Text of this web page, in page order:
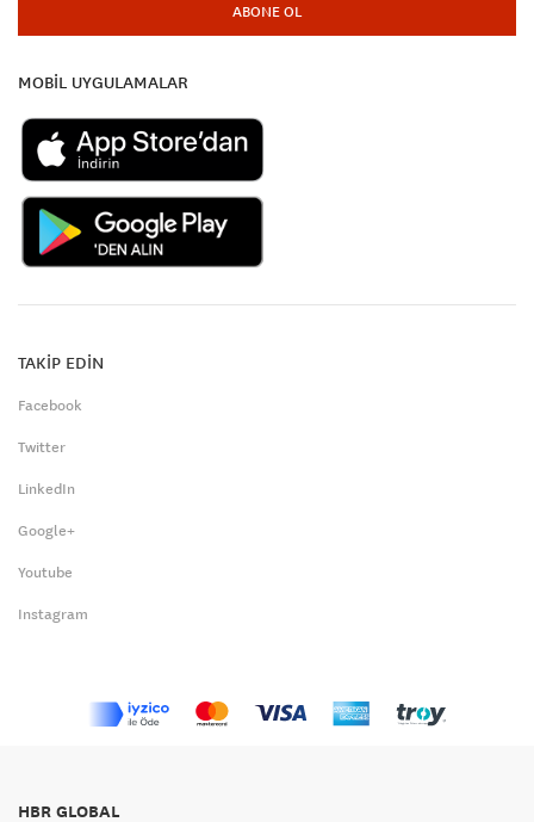
ABONE OL
MOBİL UYGULAMALAR
TAKİP EDİN
Facebook
Twitter
LinkedIn
Google+
Youtube
Instagram
HBR GLOBAL